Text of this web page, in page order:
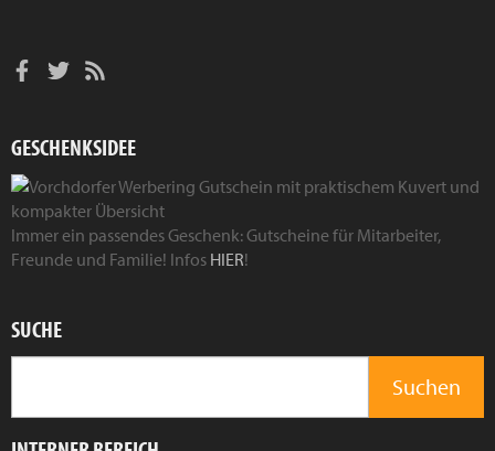
GESCHENKSIDEE
Immer ein passendes Geschenk: Gutscheine für Mitarbeiter,
Freunde und Familie! Infos HIER!
SUCHE